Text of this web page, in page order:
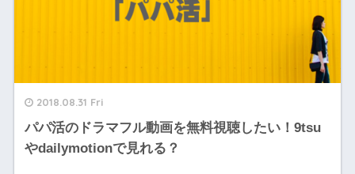
2018.08.31 Fri
パパ活のドラマフル動画を無料視聴したい！9tsu
やdailymotionで見れる？